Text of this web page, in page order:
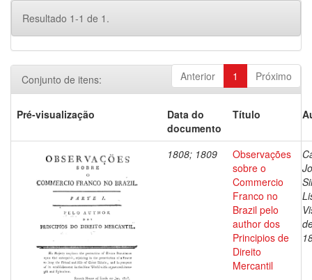
Resultado 1-1 de 1.
Anterior 1 Próximo
Conjunto de itens:
Pré-visualização
Data do
documento
Título
1808; 1809
Observações
sobre o
Commercio
Franco no
Brazil pelo
author dos
Principios de
Direito
Mercantil